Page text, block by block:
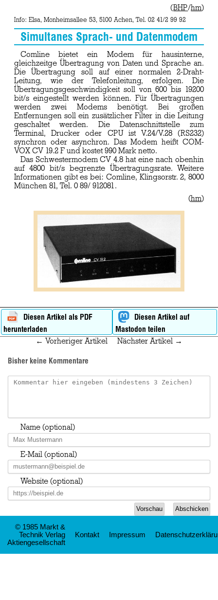
(BHP/hm)
Info: Elsa, Monheimsallee 53, 5100 Achen, Tel. 02 41/2 99 92
Simultanes Sprach- und Datenmodem
Comline bietet ein Modem für hausinterne,
gleichzeitge Übertragung von Daten und Sprache an.
Die Übertragung soll auf einer normalen 2-Draht-
Leitung, wie der Telefonleitung, erfolgen. Die
Übertragungsgeschwindigkeit soll von 600 bis 19200
bit/s eingestellt werden können. Für Übertragungen
werden zwei Modems benötigt. Bei großen
Entfernungen soll ein zusätzlicher Filter in die Leitung
geschaltet werden. Die Datenschnittstelle zum
Terminal, Drucker oder CPU ist V.24/V.28 (RS232)
synchron oder asynchron. Das Modem heißt COM-
VOX CV 19.2 F und kostet 990 Mark netto.
Das Schwestermodem CV 4.8 hat eine nach obenhin
auf 4800 bit/s begrenzte Übertragungsrate. Weitere
Informationen gibt es bei: Comline, Klingsorstr. 2, 8000
München 81, Tel. 0 89/ 912081.
(hm)
Diesen Artikel als PDF
herunterladen
Diesen Artikel auf
Mastodon teilen
← Vorheriger Artikel Nächster Artikel →
Bisher keine Kommentare
Name (optional)
E-Mail (optional)
Website (optional)
© 1985 Markt &
Technik Verlag
Aktiengesellschaft
Kontakt Impressum